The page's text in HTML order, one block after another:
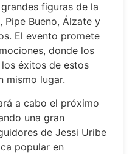
figuras de la
Pipe Bueno, Álzate y
El evento promete
donde los
éxitos de estos
mismo lugar.
a cabo el próximo
una gran
de Jessi Uribe
popular en